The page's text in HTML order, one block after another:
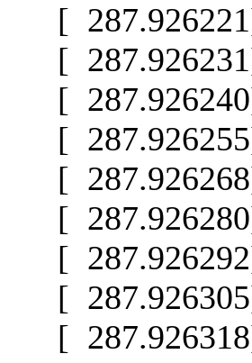
[
[
[
[
[
[
[
[
[